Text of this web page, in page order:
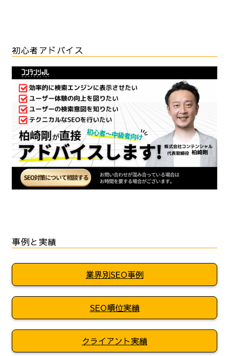
初心者アドバイス
事例と実績
業界別SEO事例
SEO順位実績
クライアント実績